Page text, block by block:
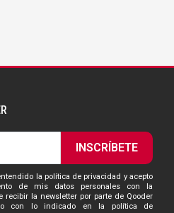
INSCRÍBETE
la política de privacidad y acepto
de mis datos personales con la
recibir la newsletter por parte de Qooder
con lo indicado en la política de